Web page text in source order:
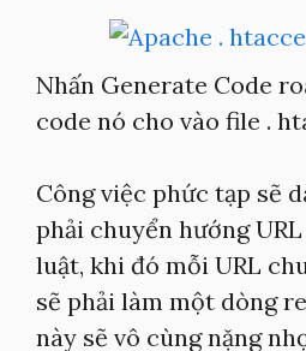
Nhấn Generate Code
code nó cho vào file .
Công việc phức tạp sẽ
phải chuyển hướng
luật, khi đó mỗi URL
sẽ phải làm một dòng
này sẽ vô cùng nặng